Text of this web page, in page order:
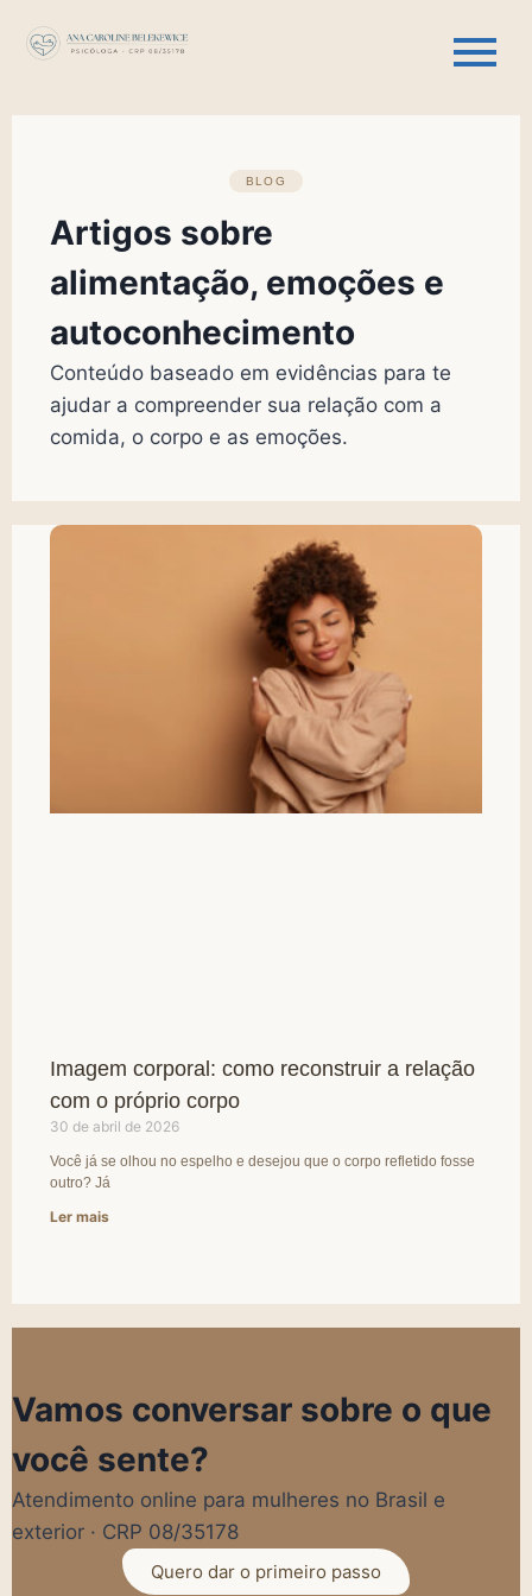
BLOG
Artigos sobre
alimentação, emoções e
autoconhecimento
Conteúdo baseado em evidências para te
ajudar a compreender sua relação com a
comida, o corpo e as emoções.
Imagem corporal: como reconstruir a relação
com o próprio corpo
30 de abril de 2026
Você já se olhou no espelho e desejou que o corpo refletido fosse
outro? Já
Ler mais
Vamos conversar sobre o que
você sente?
Atendimento online para mulheres no Brasil e
exterior · CRP 08/35178
Quero dar o primeiro passo